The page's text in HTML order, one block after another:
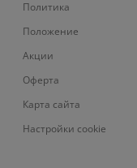
Политика
Положение
Акции
Оферта
Карта сайта
Настройки cookie